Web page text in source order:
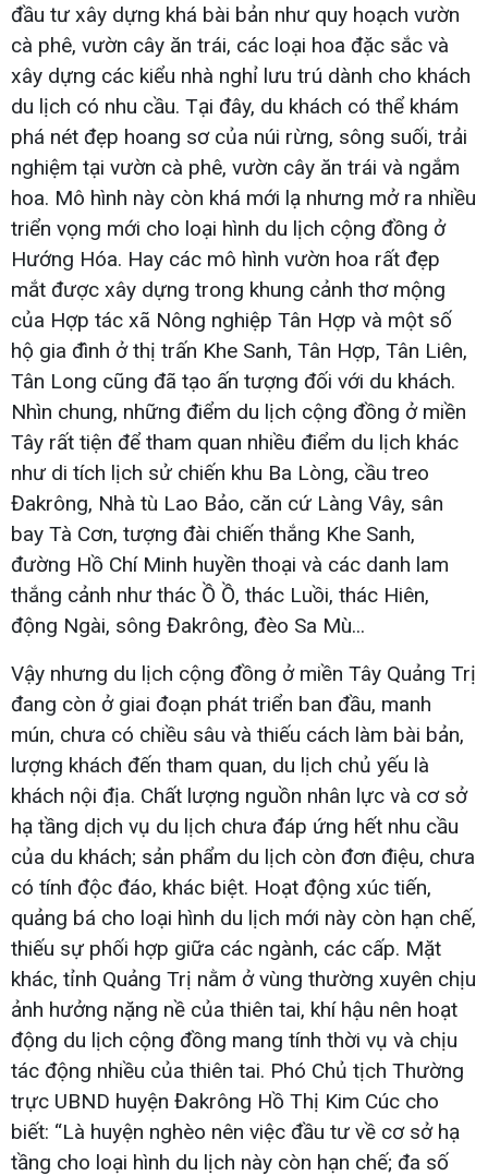
đầu tư xây dựng khá bài bản như quy hoạch vườn
cà phê, vườn cây ăn trái, các loại hoa đặc sắc và
xây dựng các kiểu nhà nghỉ lưu trú dành cho khách
du lịch có nhu cầu. Tại đây, du khách có thể khám
phá nét đẹp hoang sơ của núi rừng, sông suối, trải
nghiệm tại vườn cà phê, vườn cây ăn trái và ngắm
hoa. Mô hình này còn khá mới lạ nhưng mở ra nhiều
triển vọng mới cho loại hình du lịch cộng đồng ở
Hướng Hóa. Hay các mô hình vườn hoa rất đẹp
mắt được xây dựng trong khung cảnh thơ mộng
của Hợp tác xã Nông nghiệp Tân Hợp và một số
hộ gia đình ở thị trấn Khe Sanh, Tân Hợp, Tân Liên,
Tân Long cũng đã tạo ấn tượng đối với du khách.
Nhìn chung, những điểm du lịch cộng đồng ở miền
Tây rất tiện để tham quan nhiều điểm du lịch khác
như di tích lịch sử chiến khu Ba Lòng, cầu treo
Đakrông, Nhà tù Lao Bảo, căn cứ Làng Vây, sân
bay Tà Cơn, tượng đài chiến thắng Khe Sanh,
đường Hồ Chí Minh huyền thoại và các danh lam
thắng cảnh như thác Ồ Ồ, thác Luồi, thác Hiên,
động Ngài, sông Đakrông, đèo Sa Mù...
Vậy nhưng du lịch cộng đồng ở miền Tây Quảng Trị
đang còn ở giai đoạn phát triển ban đầu, manh
mún, chưa có chiều sâu và thiếu cách làm bài bản,
lượng khách đến tham quan, du lịch chủ yếu là
khách nội địa. Chất lượng nguồn nhân lực và cơ sở
hạ tầng dịch vụ du lịch chưa đáp ứng hết nhu cầu
của du khách; sản phẩm du lịch còn đơn điệu, chưa
có tính độc đáo, khác biệt. Hoạt động xúc tiến,
quảng bá cho loại hình du lịch mới này còn hạn chế,
thiếu sự phối hợp giữa các ngành, các cấp. Mặt
khác, tỉnh Quảng Trị nằm ở vùng thường xuyên chịu
ảnh hưởng nặng nề của thiên tai, khí hậu nên hoạt
động du lịch cộng đồng mang tính thời vụ và chịu
tác động nhiều của thiên tai. Phó Chủ tịch Thường
trực UBND huyện Đakrông Hồ Thị Kim Cúc cho
biết: “Là huyện nghèo nên việc đầu tư về cơ sở hạ
tầng cho loại hình du lịch này còn hạn chế; đa số